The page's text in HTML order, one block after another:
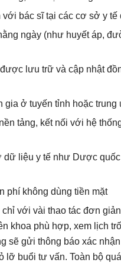
bác sĩ tại các cơ sở y tế
ngày (như huyết áp,
lưu trữ và cập nhật
ở tuyến tỉnh hoặc
tảng, kết nối với hệ
liệu y tế như Dược
phí không dùng tiền mặt
với vài thao tác đơn
khoa phù hợp, xem lịch
sẽ gửi thông báo xác
buổi tư vấn. Toàn bộ